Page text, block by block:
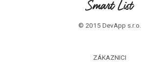
© 2015 DevApp s.r.o.
ZÁKAZNICI